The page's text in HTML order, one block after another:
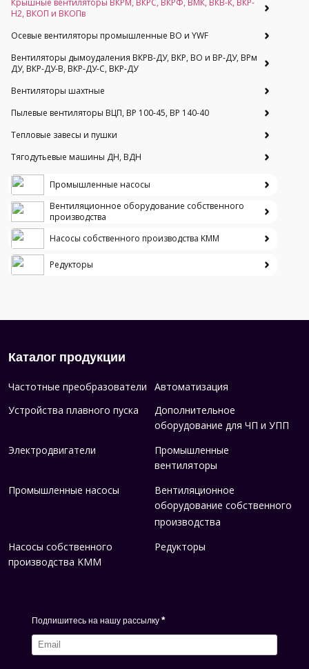
Н2, ВКОП и ВКОПв
Осевые вентиляторы промышленные ВО и YWF
Вентиляторы дымоудаления ВКРВ-ДУ, ВКР, ВО и ВР-ДУ, ВРм
ДУ, ВКР-ДУ-В, ВКР-ДУ-С, ВКР-ДУ
Вентиляторы шахтные
Пылевые вентиляторы ВЦП, ВР 100-45, ВР 140-40
Тепловые завесы и пушки
Тягодутьевые машины ДН, ВДН
Промышленные насосы
Вентиляционное оборудование собственного
производства
Насосы собственного производства KMM
Редукторы
Каталог продукции
Частотные преобразователи
Автоматизация
Устройства плавного пуска
Дополнительное
оборудование для ЧП и УПП
Электродвигатели Промышленные
вентиляторы
Промышленные насосы Вентиляционное
оборудование собственного
производства
Насосы собственного
производства KMM
Редукторы
Подпишитесь на нашу рассылку *